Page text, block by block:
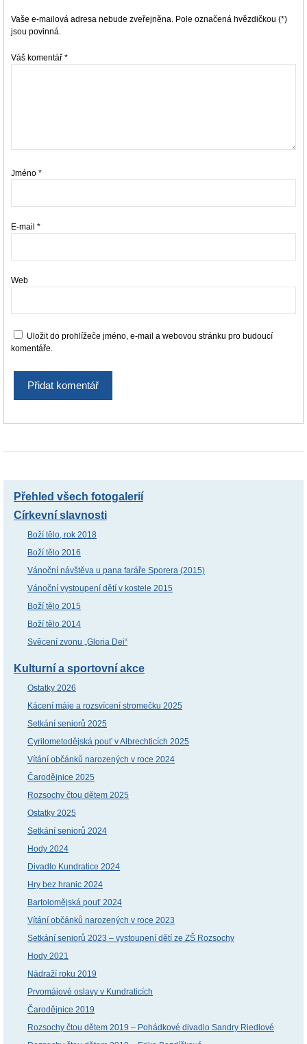
Vaše e-mailová adresa nebude zveřejněna. Pole označená hvězdičkou (*)
jsou povinná.
Váš komentář *
Jméno *
E-mail *
Web
Uložit do prohlížeče jméno, e-mail a webovou stránku pro budoucí
komentáře.
Přehled všech fotogalerií
Církevní slavnosti
Boží tělo, rok 2018
Boží tělo 2016
Vánoční návštěva u pana faráře Sporera (2015)
Vánoční vystoupení dětí v kostele 2015
Boží tělo 2015
Boží tělo 2014
Svěcení zvonu „Gloria Dei“
Kulturní a sportovní akce
Ostatky 2026
Kácení máje a rozsvícení stromečku 2025
Setkání seniorů 2025
Cyrilometodějská pouť v Albrechticích 2025
Vítání občánků narozených v roce 2024
Čarodějnice 2025
Rozsochy čtou dětem 2025
Ostatky 2025
Setkání seniorů 2024
Hody 2024
Divadlo Kundratice 2024
Hry bez hranic 2024
Bartolomějská pouť 2024
Vítání občánků narozených v roce 2023
Setkání seniorů 2023 – vystoupení dětí ze ZŠ Rozsochy
Hody 2021
Nádraží roku 2019
Prvomájové oslavy v Kundraticích
Čarodějnice 2019
Rozsochy čtou dětem 2019 – Pohádkové divadlo Sandry Riedlové